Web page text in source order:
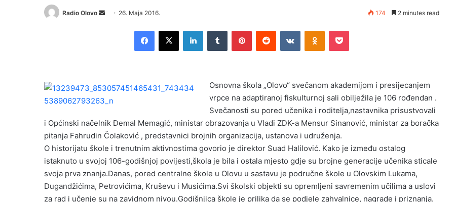
Radio Olovo
e
m
i
l
26. Maja 2016. 174 2 minutes read
Osnovna škola „Olovo“ svečanom akademijom i presijecanjem
vrpce na adaptiranoj fiskulturnoj sali obilježila je 106 rođendan .
Svečanosti su pored učenika i roditelja,nastavnika prisustvovali
i Općinski načelnik Đemal Memagić, ministar obrazovanja u Vladi ZDK-a Mensur Sinanović, ministar za boračka
pitanja Fahrudin Čolaković , predstavnici brojnih organizacija, ustanova i udruženja.
O historijatu škole i trenutnim aktivnostima govorio je direktor Suad Halilović. Kako je između ostalog
istaknuto u svojoj 106-godišnjoj povijesti,škola je bila i ostala mjesto gdje su brojne generacije učenika sticale
svoja prva znanja.Danas, pored centralne škole u Olovu u sastavu je područne škole u Olovskim Lukama,
Dugandžićima, Petrovićima, Kruševu i Musićima.Svi školski objekti su opremljeni savremenim učilima a uslovi
za rad i učenje su na zavidnom nivou.Godišnjica škole je prilika da se podjele zahvalnice, nagrade i priznanja.